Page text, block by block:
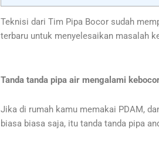
Teknisi dari Tim Pipa Bocor sudah
terbaru untuk menyelesaikan masalah
Tanda tanda pipa air mengalami
Jika di rumah kamu memakai PDAM,
biasa biasa saja, itu tanda tanda pipa